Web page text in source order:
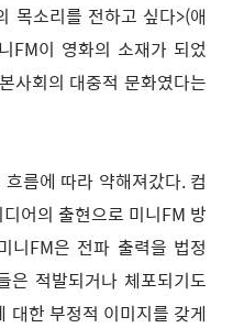
소리를 전하고 싶다>(애
FM이 영화의 소재가 되었
사회의 대중적 문화였다는
름에 따라 약해져갔다. 컴
어의 출현으로 미니FM 방
니FM은 전파 출력을 법정
은 적발되거나 체포되기도
대한 부정적 이미지를 갖게